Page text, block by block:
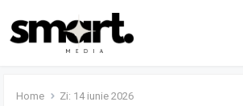
Home Zi: 14 iunie 2026